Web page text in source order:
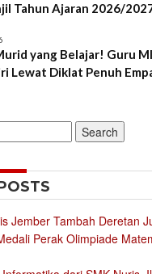
Tahun Ajaran 2026/
yang Belajar! Guru
Lewat Diklat Penuh
Jember Tambah Deretan
Perak Olimpiade